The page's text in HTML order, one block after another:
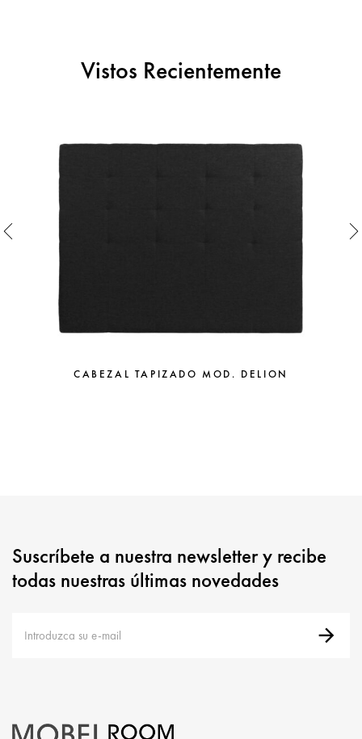
Vistos Recientemente
CABEZAL TAPIZADO MOD. DELION
Suscríbete a nuestra newsletter y recibe
todas nuestras últimas novedades